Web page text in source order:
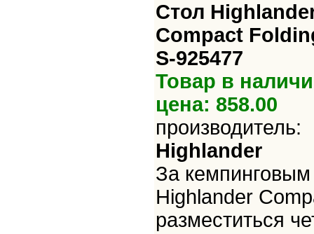
Стол
Compact
S-925477
Товар в
цена: 858.00
производитель:
Highlander
За
Highlander
разместиться